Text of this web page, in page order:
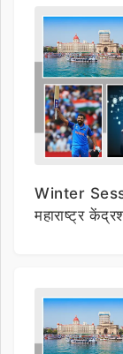
Winter
महाराष्ट्र